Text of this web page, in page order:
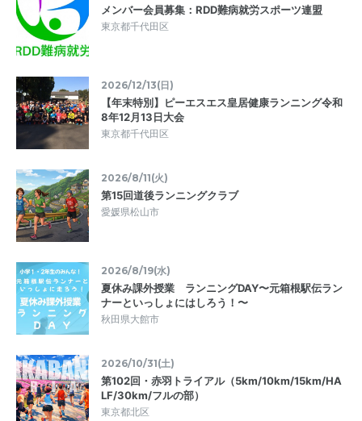
メンバー会員募集：RDD難病就労スポーツ連盟
東京都千代田区
2026/12/13(日)
【年末特別】ピーエスエス皇居健康ランニング令和
8年12月13日大会
東京都千代田区
2026/8/11(火)
第15回道後ランニングクラブ
愛媛県松山市
2026/8/19(水)
夏休み課外授業 ランニングDAY〜元箱根駅伝ラン
ナーといっしょにはしろう！〜
秋田県大館市
2026/10/31(土)
第102回・赤羽トライアル（5km/10km/15km/HA
LF/30km/フルの部）
東京都北区